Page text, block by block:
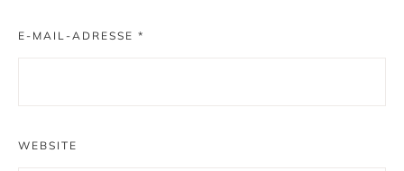
E-MAIL-ADRESSE *
WEBSITE